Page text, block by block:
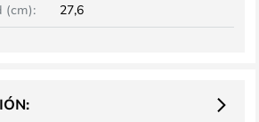
(cm): 27,6